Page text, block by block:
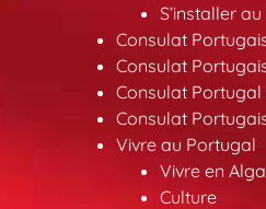
S’installer
Consulat
Consulat
Consulat
Consulat
Vivre au Portugal
Vivre en
Culture